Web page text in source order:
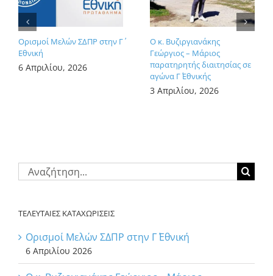
Ορισμοί Μελών ΣΔΠΡ στην Γ΄
Εθνική
6 Απριλίου, 2026
Ο κ. Βυζιργιανάκης
Γεώργιος – Μάριος
παρατηρητής διαιτησίας σε
αγώνα Γ΄ Εθνικής
3 Απριλίου, 2026
Αναζήτηση
για:
ΤΕΛΕΥΤΑΙΕΣ ΚΑΤΑΧΩΡΙΣΕΙΣ
Ορισμοί Μελών ΣΔΠΡ στην Γ΄ Εθνική
6 Απριλίου 2026